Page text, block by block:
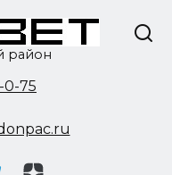
район
0-75